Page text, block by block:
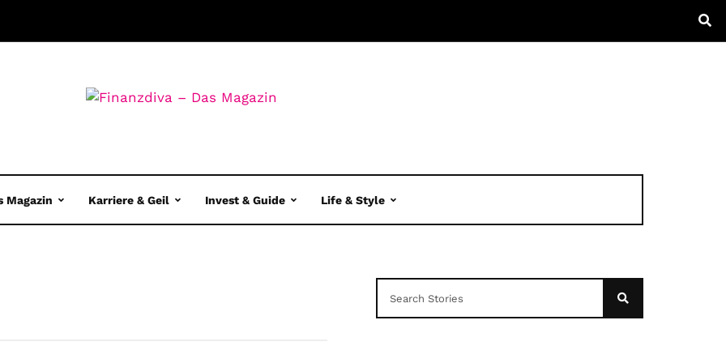
Magazin Karriere & Geil Invest & Guide Life & Style